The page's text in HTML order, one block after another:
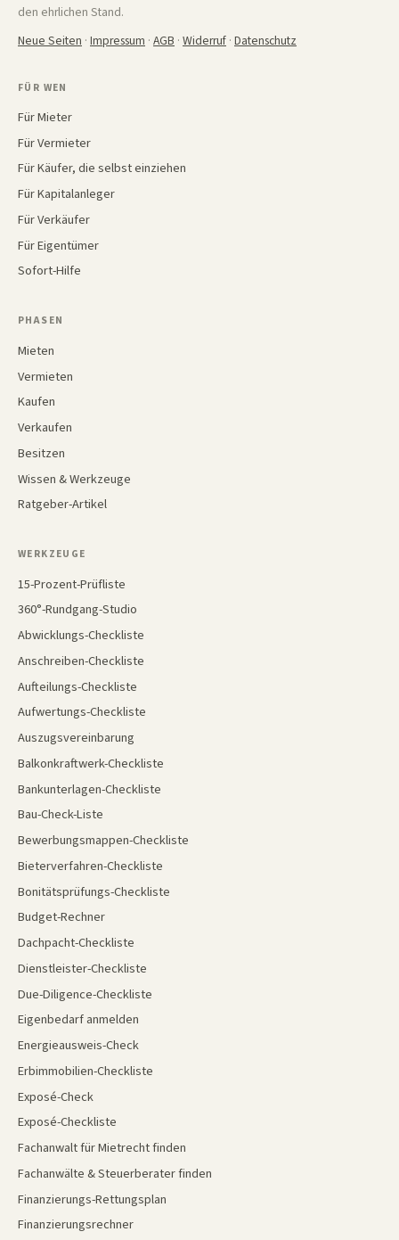
den ehrlichen Stand.
Neue Seiten · Impressum · AGB · Widerruf · Datenschutz
FÜR WEN
Für Mieter
Für Vermieter
Für Käufer, die selbst einziehen
Für Kapitalanleger
Für Verkäufer
Für Eigentümer
Sofort-Hilfe
PHASEN
Mieten
Vermieten
Kaufen
Verkaufen
Besitzen
Wissen & Werkzeuge
Ratgeber-Artikel
WERKZEUGE
15-Prozent-Prüfliste
360°-Rundgang-Studio
Abwicklungs-Checkliste
Anschreiben-Checkliste
Aufteilungs-Checkliste
Aufwertungs-Checkliste
Auszugsvereinbarung
Balkonkraftwerk-Checkliste
Bankunterlagen-Checkliste
Bau-Check-Liste
Bewerbungsmappen-Checkliste
Bieterverfahren-Checkliste
Bonitätsprüfungs-Checkliste
Budget-Rechner
Dachpacht-Checkliste
Dienstleister-Checkliste
Due-Diligence-Checkliste
Eigenbedarf anmelden
Energieausweis-Check
Erbimmobilien-Checkliste
Exposé-Check
Exposé-Checkliste
Fachanwalt für Mietrecht finden
Fachanwälte & Steuerberater finden
Finanzierungs-Rettungsplan
Finanzierungsrechner